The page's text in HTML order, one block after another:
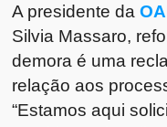
A presidente da
Silvia Massaro,
demora é uma
relação aos
“Estamos aqui